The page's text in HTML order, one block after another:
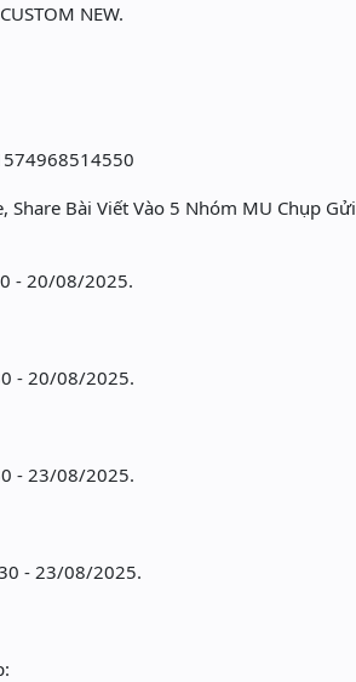
NEW.
Share Bài Viết Vào 5 Nhóm MU Chụp Gửi
- 20/08/2025.
- 20/08/2025.
- 23/08/2025.
- 23/08/2025.